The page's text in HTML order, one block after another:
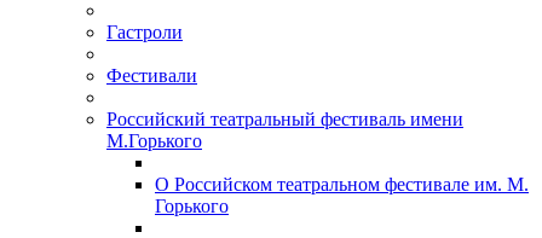
Гастроли
Фестивали
Российский театральный фестиваль имени
М.Горького
О Российском театральном фестивале им. М.
Горького